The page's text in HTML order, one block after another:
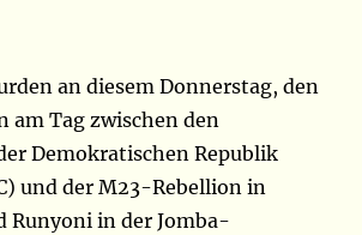
an diesem Donnerstag, den
am Tag zwischen den
Demokratischen Republik
und der M23-Rebellion in
Runyoni in der Jomba-